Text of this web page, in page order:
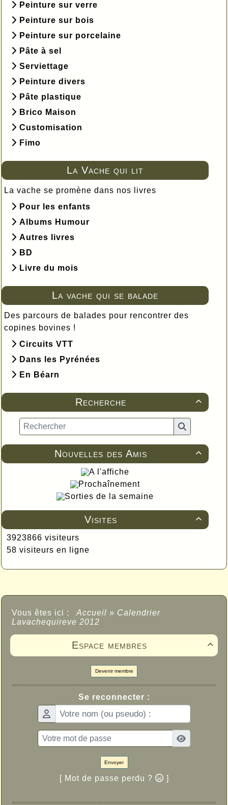
Peinture sur verre
Peinture sur bois
Peinture sur porcelaine
Pâte à sel
Serviettage
Peinture divers
Pâte plastique
Brico Maison
Customisation
Fimo
La Vache qui lit
La vache se promène dans nos livres
Pour les enfants
Albums Humour
Autres livres
BD
Livre du mois
La vache qui se balade
Des parcours de balades pour rencontrer des
copines bovines !
Circuits VTT
Dans les Pyrénées
En Béarn

Recherche

Nouvelles des Amis
A l'affiche
Prochaînement
Sorties de la semaine

Visites
3923866 visiteurs
58 visiteurs en ligne
Vous êtes ici : Accueil » Calendrier
Lavachequireve 2012

Espace membres
Devenir membre
Se reconnecter :
Envoyer
[ Mot de passe perdu ? ]